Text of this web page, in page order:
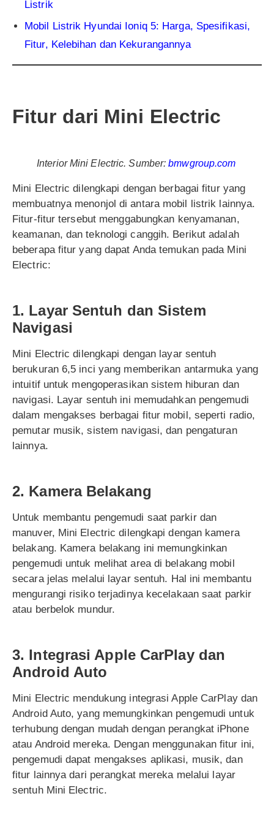
Listrik
Mobil Listrik Hyundai Ioniq 5: Harga, Spesifikasi,
Fitur, Kelebihan dan Kekurangannya
Fitur dari Mini Electric
Interior Mini Electric. Sumber:bmwgroup.com
Mini Electric dilengkapi dengan berbagai fitur yang
membuatnya menonjol di antara mobil listrik lainnya.
Fitur-fitur tersebut menggabungkan kenyamanan,
keamanan, dan teknologi canggih. Berikut adalah
beberapa fitur yang dapat Anda temukan pada Mini
Electric:
1. Layar Sentuh dan Sistem
Navigasi
Mini Electric dilengkapi dengan layar sentuh
berukuran 6,5 inci yang memberikan antarmuka yang
intuitif untuk mengoperasikan sistem hiburan dan
navigasi. Layar sentuh ini memudahkan pengemudi
dalam mengakses berbagai fitur mobil, seperti radio,
pemutar musik, sistem navigasi, dan pengaturan
lainnya.
2. Kamera Belakang
Untuk membantu pengemudi saat parkir dan
manuver, Mini Electric dilengkapi dengan kamera
belakang. Kamera belakang ini memungkinkan
pengemudi untuk melihat area di belakang mobil
secara jelas melalui layar sentuh. Hal ini membantu
mengurangi risiko terjadinya kecelakaan saat parkir
atau berbelok mundur.
3. Integrasi Apple CarPlay dan
Android Auto
Mini Electric mendukung integrasi Apple CarPlay dan
Android Auto, yang memungkinkan pengemudi untuk
terhubung dengan mudah dengan perangkat iPhone
atau Android mereka. Dengan menggunakan fitur ini,
pengemudi dapat mengakses aplikasi, musik, dan
fitur lainnya dari perangkat mereka melalui layar
sentuh Mini Electric.